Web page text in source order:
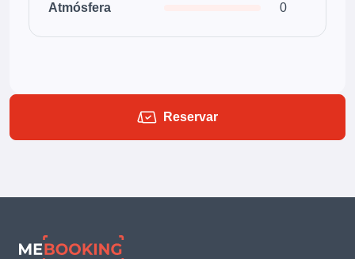
Atmósfera 0
Reservar